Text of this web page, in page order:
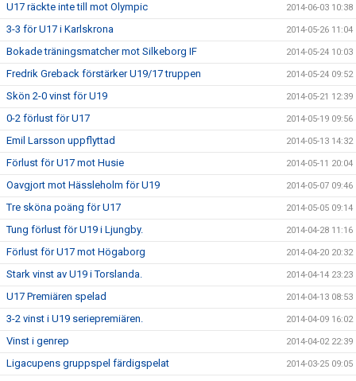
U17 räckte inte till mot Olympic 2014-06-03 10:38
3-3 för U17 i Karlskrona 2014-05-26 11:04
Bokade träningsmatcher mot Silkeborg IF 2014-05-24 10:03
Fredrik Greback förstärker U19/17 truppen 2014-05-24 09:52
Skön 2-0 vinst för U19 2014-05-21 12:39
0-2 förlust för U17 2014-05-19 09:56
Emil Larsson uppflyttad 2014-05-13 14:32
Förlust för U17 mot Husie 2014-05-11 20:04
Oavgjort mot Hässleholm för U19 2014-05-07 09:46
Tre sköna poäng för U17 2014-05-05 09:14
Tung förlust för U19 i Ljungby. 2014-04-28 11:16
Förlust för U17 mot Högaborg 2014-04-20 20:32
Stark vinst av U19 i Torslanda. 2014-04-14 23:23
U17 Premiären spelad 2014-04-13 08:53
3-2 vinst i U19 seriepremiären. 2014-04-09 16:02
Vinst i genrep 2014-04-02 22:39
Ligacupens gruppspel färdigspelat 2014-03-25 09:05